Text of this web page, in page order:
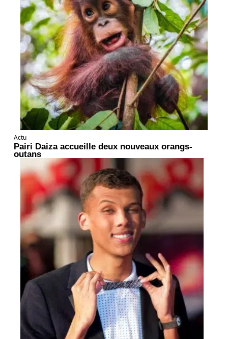
Actu
Pairi Daiza accueille deux nouveaux orangs-
outans